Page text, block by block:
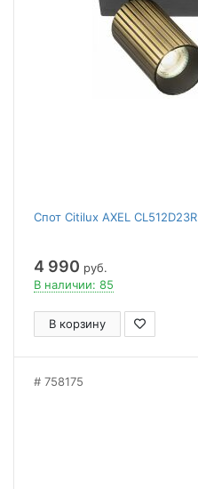
Спот Citilux AXEL CL512D23R
4 990 руб.
В наличии: 85
В корзину
758175